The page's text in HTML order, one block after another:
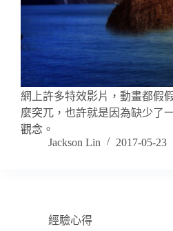
網上許多特效影片，動畫都假
麼突兀，也許就是因為缺少了
觀念。
Jackson Lin
2017-05-23
經驗心得